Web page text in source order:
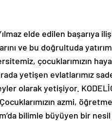
elde edilen başarıya
ve bu doğrultuda
çocuklarımızın
yetişen evlatlarımız
olarak yetişiyor.
azmi,
bilimle büyüyen bir